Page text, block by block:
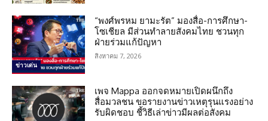
ข่าวเด่น
“พงศ์พรหม ยามะรัต” มองสื่อ-การศึกษา-
โซเชียล มีส่วนทำลายสังคมไทย ชวนทุก
ฝ่ายร่วมแก้ปัญหา
สิงหาคม 7, 2026
เพจ Mappa ออกจดหมายเปิดผนึกถึง
สื่อมวลชน ขอรายงานข่าวเหตุรุนแรงอย่าง
รับผิดชอบ ชี้วิธีเล่าข่าวมีผลต่อสังคม